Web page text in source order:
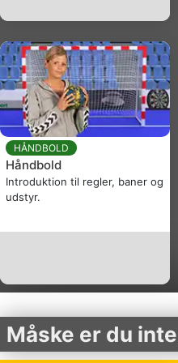
HÅNDBOLD
Håndbold
Introduktion til regler, baner og
udstyr.
Måske er du